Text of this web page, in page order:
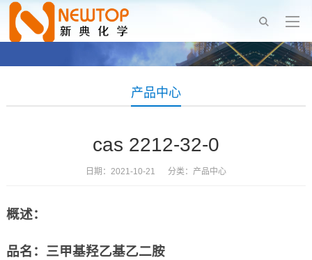
产品中心
cas 2212-32-0
日期：2021-10-21 分类： 产品中心
概述：
品名： 三甲基羟乙基乙二胺